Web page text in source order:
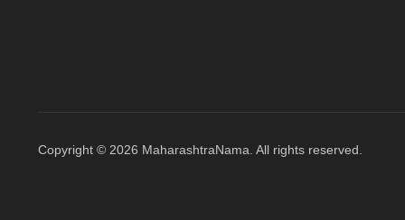
Copyright © 2026 MaharashtraNama. All rights reserved.